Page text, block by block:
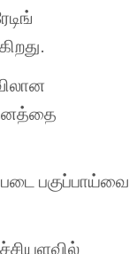
பகுப்பாய்வை